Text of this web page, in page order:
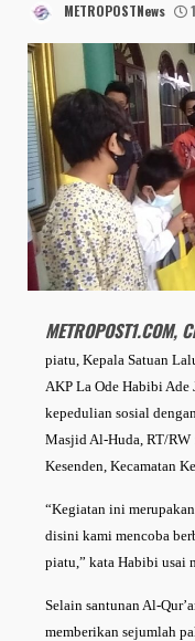
METROPOSTNews
piatu, Kepala Satuan
AKP La Ode Habibi Ade
kepedulian sosial
Masjid Al-Huda, RT/RW
Kesenden, Kecamatan
“Kegiatan ini
disini kami mencoba
piatu,” kata Habibi usai
Selain santunan Al-
memberikan sejumlah